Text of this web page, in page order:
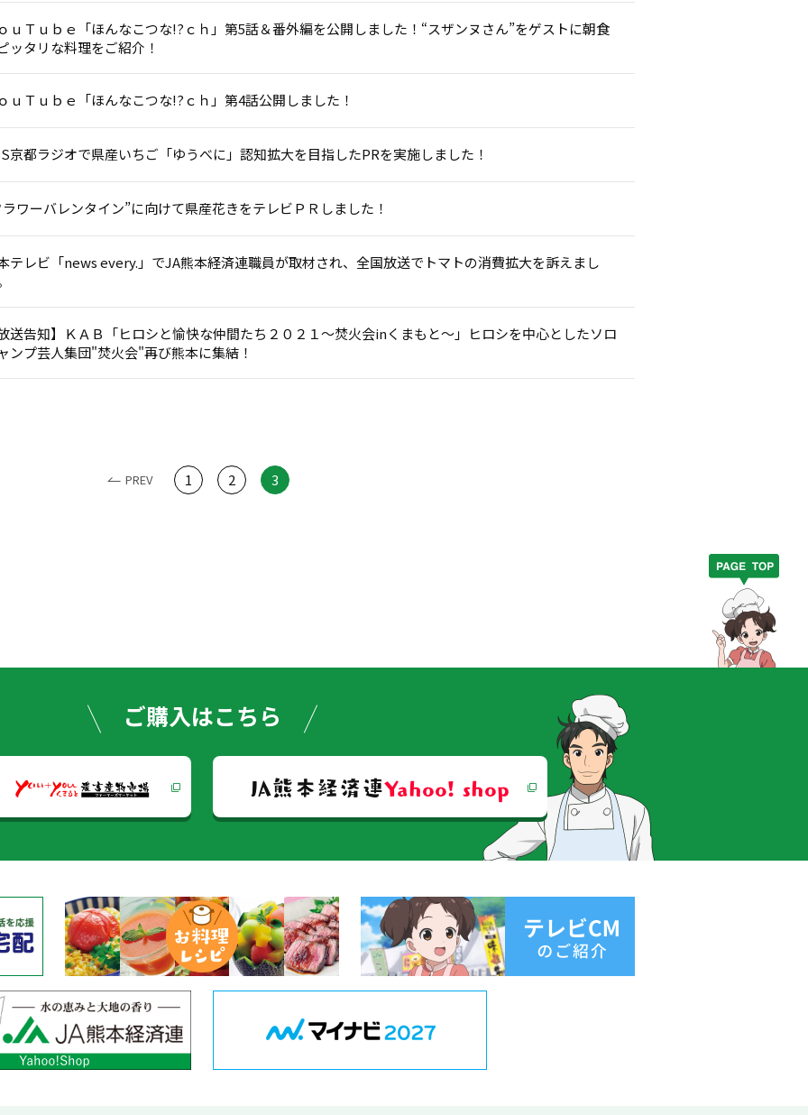
ｕＴｕｂｅ「ほんなこつな!?ｃｈ」第5話＆番外編を公開しました！“スザンヌさん”をゲストに朝食
ッタリな料理をご紹介！
ｕＴｕｂｅ「ほんなこつな!?ｃｈ」第4話公開しました！
京都ラジオで県産いちご「ゆうべに」認知拡大を目指したPRを実施しました！
ラワーバレンタイン”に向けて県産花きをテレビＰＲしました！
テレビ「news every.」でJA熊本経済連職員が取材され、全国放送でトマトの消費拡大を訴えまし
送告知】ＫＡＢ「ヒロシと愉快な仲間たち２０２１～焚火会inくまもと～」ヒロシを中心としたソロ
ンプ芸人集団"焚火会"再び熊本に集結！
PREV 1 2 3
ご購入はこちら
JA熊本経済連Yahoo! shop